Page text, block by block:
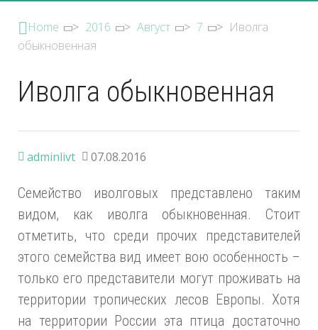
Home > 2016 > Август > 7 > Иволга
обыкновенная
Иволга обыкновенная
adminlivt 07.08.2016
Семейство иволговых представлено таким
видом, как иволга обыкновенная. Стоит
отметить, что среди прочих представителей
этого семейства вид имеет вою особенность –
только его представители могут проживать на
территории тропических лесов Европы. Хотя
на территории России эта птица достаточно